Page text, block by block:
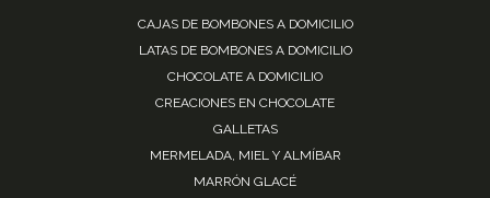
CAJAS DE BOMBONES A DOMICILIO
LATAS DE BOMBONES A DOMICILIO
CHOCOLATE A DOMICILIO
CREACIONES EN CHOCOLATE
GALLETAS
MERMELADA, MIEL Y ALMÍBAR
MARRÓN GLACÉ